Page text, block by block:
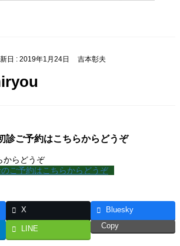
日 : 2019年1月24日 吉本彰夫
診ご予約はこちらからどうぞ
からどうぞ
ご予約はこちらからどうぞ
X Bluesky
LINE Copy